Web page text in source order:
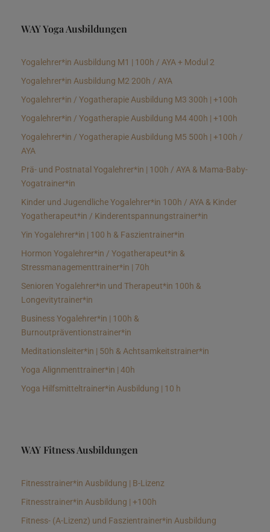
WAY Yoga Ausbildungen
Yogalehrer*in Ausbildung M1 | 100h / AYA + Modul 2
Yogalehrer*in Ausbildung M2 200h / AYA
Yogalehrer*in / Yogatherapie Ausbildung M3 300h | +100h
Yogalehrer*in / Yogatherapie Ausbildung M4 400h | +100h
Yogalehrer*in / Yogatherapie Ausbildung M5 500h | +100h /
AYA
Prä- und Postnatal Yogalehrer*in | 100h / AYA & Mama-Baby-
Yogatrainer*in
Kinder und Jugendliche Yogalehrer*in 100h / AYA & Kinder
Yogatherapeut*in / Kinderentspannungstrainer*in
Yin Yogalehrer*in | 100 h & Faszientrainer*in
Hormon Yogalehrer*in / Yogatherapeut*in &
Stressmanagementtrainer*in | 70h
Senioren Yogalehrer*in und Therapeut*in 100h &
Longevitytrainer*in
Business Yogalehrer*in | 100h &
Burnoutpräventionstrainer*in
Meditationsleiter*in | 50h & Achtsamkeitstrainer*in
Yoga Alignmenttrainer*in | 40h
Yoga Hilfsmitteltrainer*in Ausbildung | 10 h
WAY Fitness Ausbildungen
Fitnesstrainer*in Ausbildung | B-Lizenz
Fitnesstrainer*in Ausbildung | +100h
Fitness- (A-Lizenz) und Faszientrainer*in Ausbildung